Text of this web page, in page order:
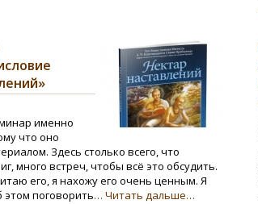
именно
что оно
Здесь столько всего, что
много встреч, чтобы всё это обсудить.
его, я нахожу его очень ценным. Я
поговорить… Читать дальше…